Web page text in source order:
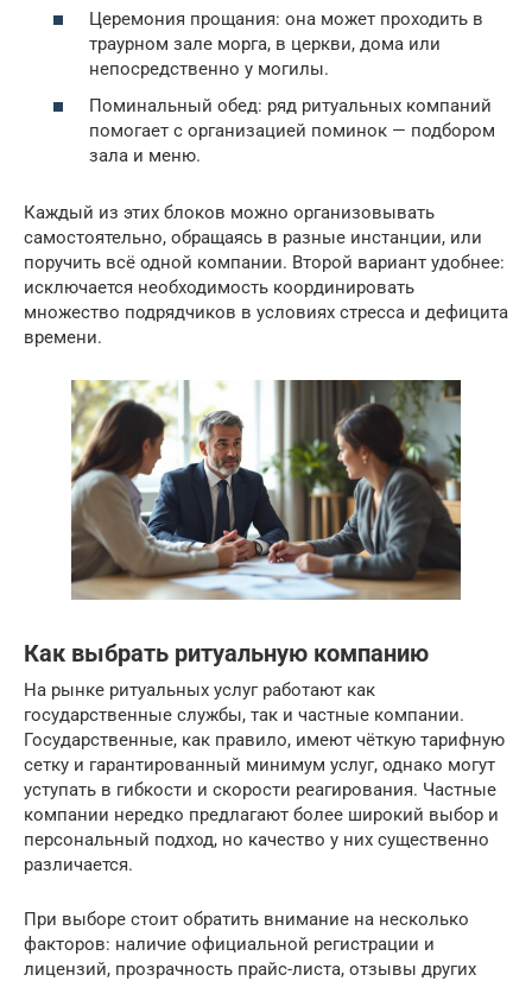
Церемония прощания: она может проходить в
траурном зале морга, в церкви, дома или
непосредственно у могилы.
Поминальный обед: ряд ритуальных компаний
помогает с организацией поминок — подбором
зала и меню.
Каждый из этих блоков можно организовывать
самостоятельно, обращаясь в разные инстанции, или
поручить всё одной компании. Второй вариант удобнее:
исключается необходимость координировать
множество подрядчиков в условиях стресса и дефицита
времени.
Как выбрать ритуальную компанию
На рынке ритуальных услуг работают как
государственные службы, так и частные компании.
Государственные, как правило, имеют чёткую тарифную
сетку и гарантированный минимум услуг, однако могут
уступать в гибкости и скорости реагирования. Частные
компании нередко предлагают более широкий выбор и
персональный подход, но качество у них существенно
различается.
При выборе стоит обратить внимание на несколько
факторов: наличие официальной регистрации и
лицензий, прозрачность прайс-листа, отзывы других